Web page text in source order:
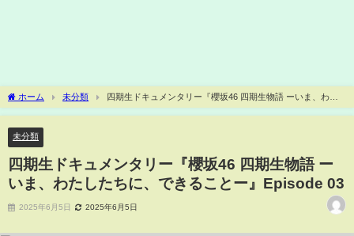
ホーム 未分類
四期生ドキュメンタリー『櫻坂46 四期生物語 ーいま、わた
したちに、できることー』Episode 03
未分類
四期生ドキュメンタリー『櫻坂46 四期生物語 ー
いま、わたしたちに、できることー』Episode 03
2025年6月5日 2025年6月5日